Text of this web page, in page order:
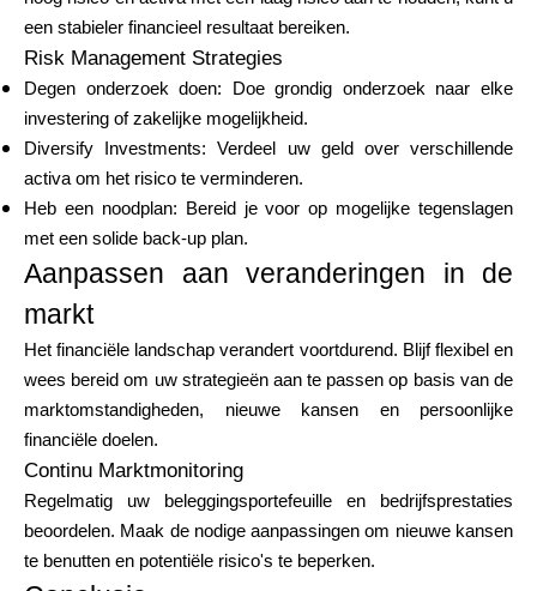
een stabieler financieel resultaat bereiken.
Risk Management Strategies
Degen onderzoek doen: Doe grondig onderzoek naar elke
investering of zakelijke mogelijkheid.
Diversify Investments: Verdeel uw geld over verschillende
activa om het risico te verminderen.
Heb een noodplan: Bereid je voor op mogelijke tegenslagen
met een solide back-up plan.
Aanpassen aan veranderingen in de
markt
Het financiële landschap verandert voortdurend. Blijf flexibel en
wees bereid om uw strategieën aan te passen op basis van de
marktomstandigheden, nieuwe kansen en persoonlijke
financiële doelen.
Continu Marktmonitoring
Regelmatig uw beleggingsportefeuille en bedrijfsprestaties
beoordelen. Maak de nodige aanpassingen om nieuwe kansen
te benutten en potentiële risico's te beperken.